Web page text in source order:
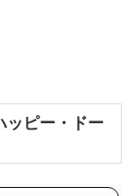
ピー・ドー